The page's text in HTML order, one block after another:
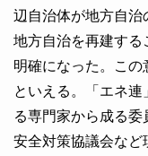
辺自治体が地方自治
地方自治を再建する
明確になった。こ
といえる。「エネ
る専門家から成る
安全対策協議会な